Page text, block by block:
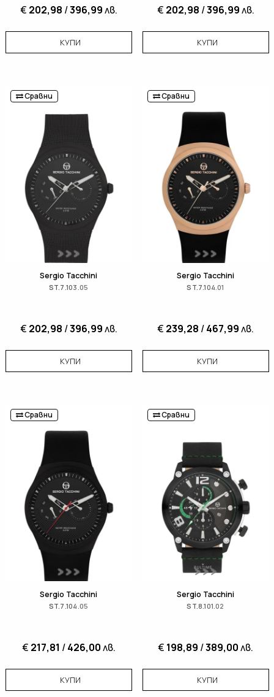
€ 202,98 /396,99лв.
КУПИ
€ 202,98 /396,99лв.
КУПИ
Сравни
Sergio Tacchini
ST.7.103.05
€ 202,98 /396,99лв.
КУПИ
Сравни
Sergio Tacchini
ST.7.104.01
€ 239,28 /467,99лв.
КУПИ
Сравни
Sergio Tacchini
ST.7.104.05
€ 217,81 /426,00лв.
КУПИ
Сравни
Sergio Tacchini
ST.8.101.02
€ 198,89 /389,00лв.
КУПИ